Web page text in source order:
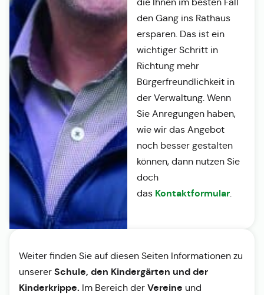
den Gang ins Rathaus
ersparen. Das ist ein
wichtiger Schritt in
Richtung mehr
Bürgerfreundlichkeit in
der Verwaltung. Wenn
Sie Anregungen haben,
wie wir das Angebot
noch besser gestalten
können, dann nutzen Sie
doch
das Kontaktformular.
Weiter finden Sie auf diesen Seiten Informationen zu
unserer Schule, den Kindergärten und der
Kinderkrippe. Im Bereich der Vereine und